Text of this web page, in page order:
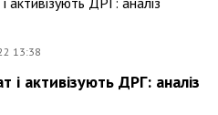
13:38
і активізують ДРГ: аналіз